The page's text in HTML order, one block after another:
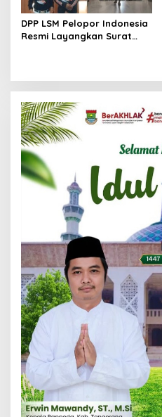
DPP LSM Pelopor Indonesia
Resmi Layangkan Surat